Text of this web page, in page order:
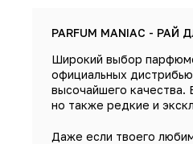
PARFUM MANIAC -
Широкий выбор
официальных
высочайшего качества.
но также редкие и
Даже если твоего